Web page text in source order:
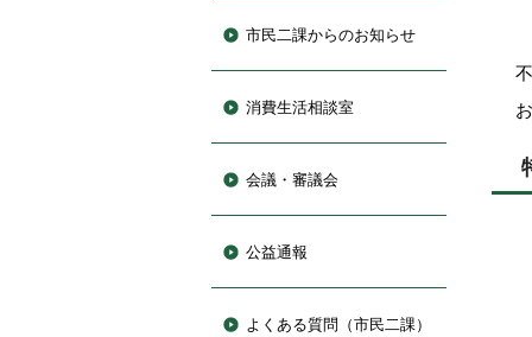
市民二課からのお知らせ
消費生活相談室
会議・審議会
公益通報
よくある質問（市民二課）